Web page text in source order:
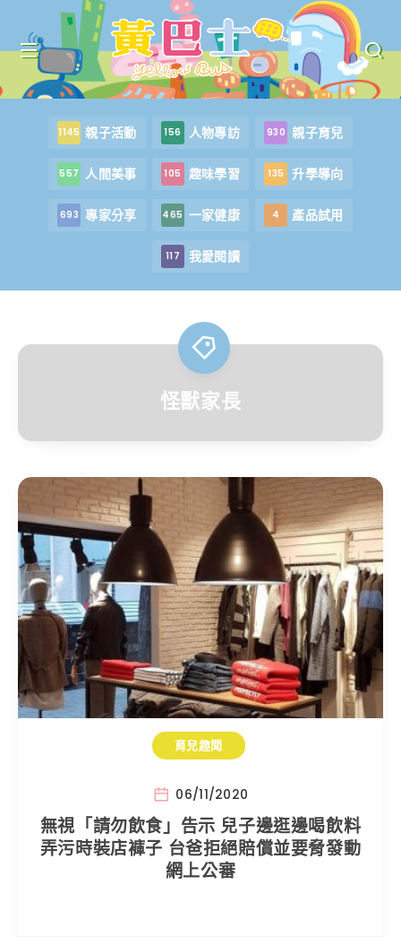
1145 親子活動 156 人物專訪 930 親子育兒
557 人間美事 105 趣味學習 135 升學導向
693 專家分享 465 一家健康 4 產品試用
117 我愛閱讀
怪獸家長
育兒趣聞
06/11/2020
無視「請勿飲食」告示 兒子邊逛邊喝飲料
弄污時裝店褲子 台爸拒絕賠償並要脅發動
網上公審